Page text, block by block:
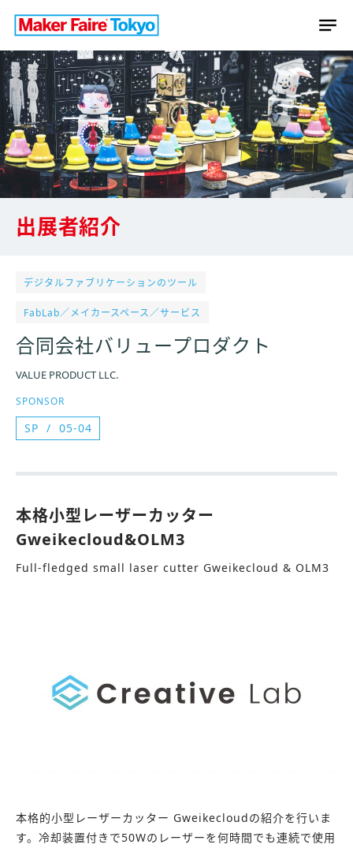
出展者紹介
デジタルファブリケーションのツール
FabLab／メイカースペース／サービス
合同会社バリュープロダクト
VALUE PRODUCT LLC.
SPONSOR
SP 05-04
本格小型レーザーカッター
Gweikecloud&OLM3
Full-fledged small laser cutter Gweikecloud & OLM3
本格的小型レーザーカッター Gweikecloudの紹介を行いま
す。冷却装置付きで50Wのレーザーを何時間でも連続で使用